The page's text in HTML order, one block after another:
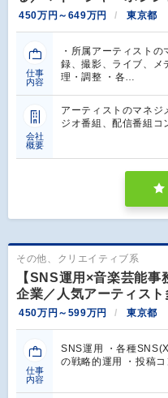
450万円～649万円 東京都
仕事
内容
・所属アーティスト
録、撮影、ライブ、メ
理・調整 ・各…
会社
概要
アーティストのマネジ
ジオ番組、配信番組コ
その他、クリエイティブ系
【SNS運用×音楽芸能
企業／人気アーティスト
450万円～599万円 東京都
仕事
内容
SNS運用 ・各種
の戦略的運用 ・投稿